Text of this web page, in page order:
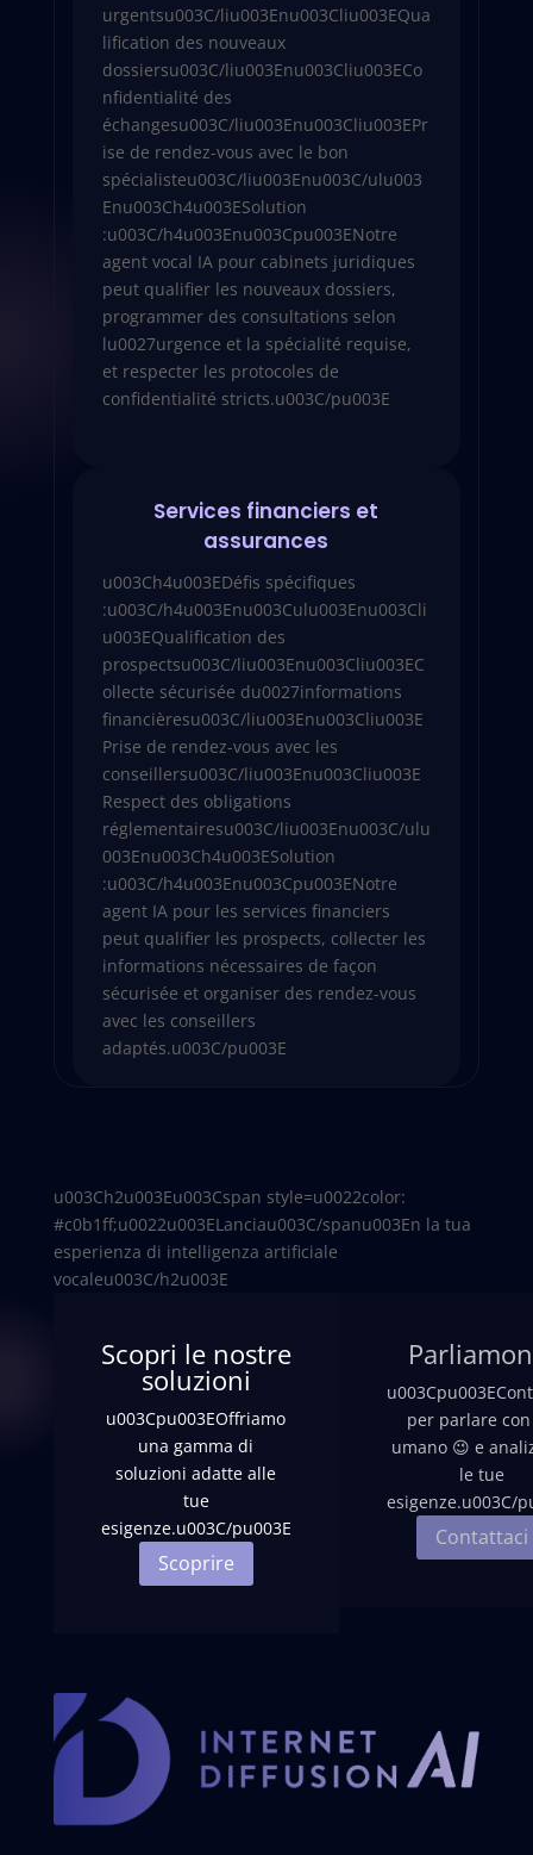
urgentsu003C/liu003Enu003Cliu003EQua
lification des nouveaux
dossiersu003C/liu003Enu003Cliu003ECo
nfidentialité des
échangesu003C/liu003Enu003Cliu003EPr
ise de rendez-vous avec le bon
spécialisteu003C/liu003Enu003C/ulu003
Enu003Ch4u003ESolution
:u003C/h4u003Enu003Cpu003ENotre
agent vocal IA pour cabinets juridiques
peut qualifier les nouveaux dossiers,
programmer des consultations selon
lu0027urgence et la spécialité requise,
et respecter les protocoles de
confidentialité stricts.u003C/pu003E
Services financiers et
assurances
u003Ch4u003EDéfis spécifiques
:u003C/h4u003Enu003Culu003Enu003Cli
u003EQualification des
prospectsu003C/liu003Enu003Cliu003EC
ollecte sécurisée du0027informations
financièresu003C/liu003Enu003Cliu003E
Prise de rendez-vous avec les
conseillersu003C/liu003Enu003Cliu003E
Respect des obligations
réglementairesu003C/liu003Enu003C/ulu
003Enu003Ch4u003ESolution
:u003C/h4u003Enu003Cpu003ENotre
agent IA pour les services financiers
peut qualifier les prospects, collecter les
informations nécessaires de façon
sécurisée et organiser des rendez-vous
avec les conseillers
adaptés.u003C/pu003E
u003Ch2u003Eu003Cspan style=u0022color:
#c0b1ff;u0022u003ELanciau003C/spanu003En la tua
esperienza di intelligenza artificiale
vocaleu003C/h2u003E
Scopri le nostre
soluzioni
u003Cpu003EOffriamo
una gamma di
soluzioni adatte alle
tue
esigenze.u003C/pu003E
Scoprire
per parlare
umano 😉 e
le tue
esigenze.u003C/
Contattaci